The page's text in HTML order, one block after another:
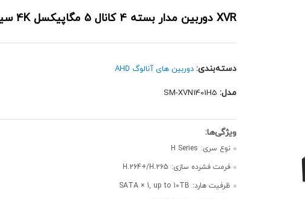
XVR دوربین مدار بسته 4 کانال 5 مگاپیکسل 4K سیماران مدل SM-XVN1401H5
دسته‌بندی: دوربین های آنالوگ AHD
مدل:
نوع سری: H Series
فرمت فشرده سازی: H.264+/H.265
ظرفیت هارد: SATA × 1, up to 10TB